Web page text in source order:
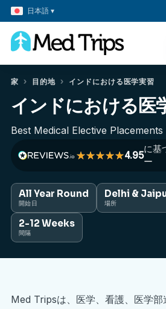
日本語 ▾
家 › 目的地 › インドにおける医学実習
インドにおける医
Best Medical Elective
4.95
に基
ー
All Year Round
開始日
Delhi &
場所
2-12 Weeks
間隔
Med Tripsは、医学、看護、医学